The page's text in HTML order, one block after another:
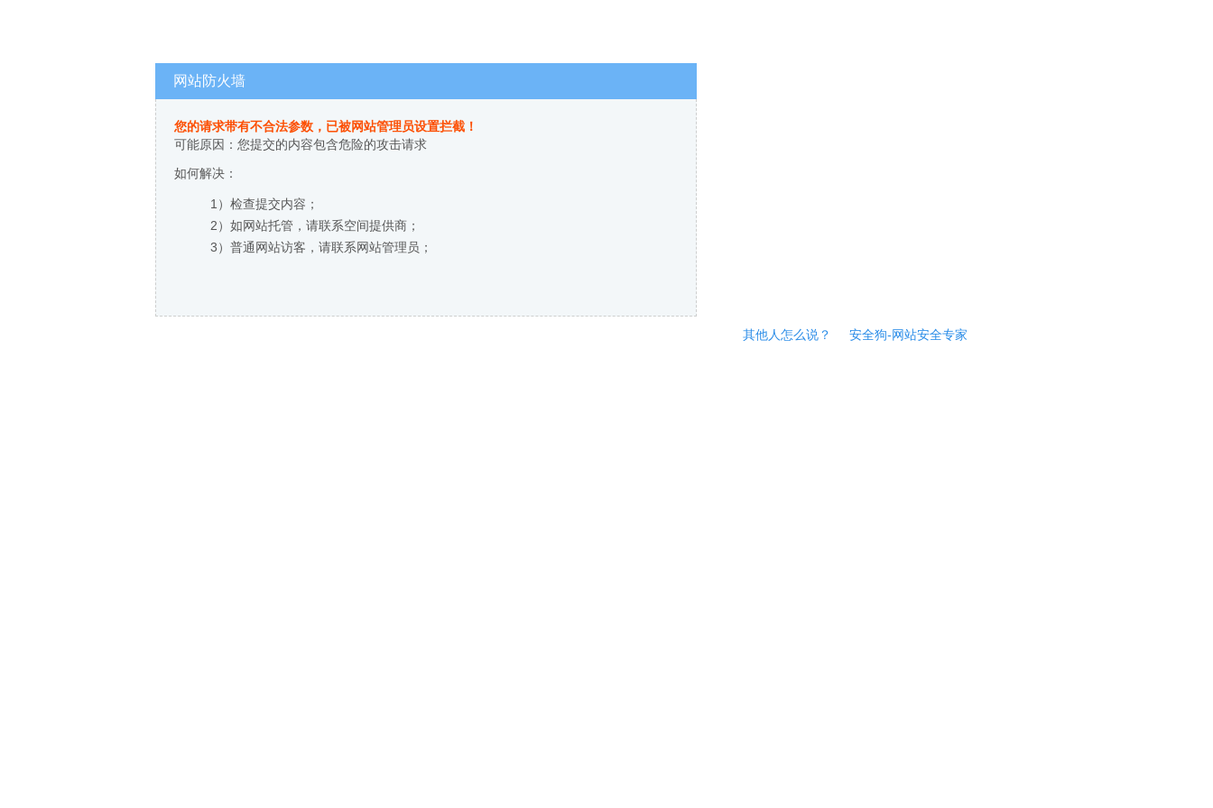
网站防火墙
您的请求带有不合法参数，已被网站管理员设置拦截！
可能原因：您提交的内容包含危险的攻击请求
如何解决：
1）检查提交内容；
2）如网站托管，请联系空间提供商；
3）普通网站访客，请联系网站管理员；
其他人怎么说？ 安全狗-网站安全专家